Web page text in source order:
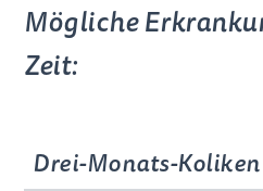
Mögliche
Zeit:
Drei-Monats-Koliken